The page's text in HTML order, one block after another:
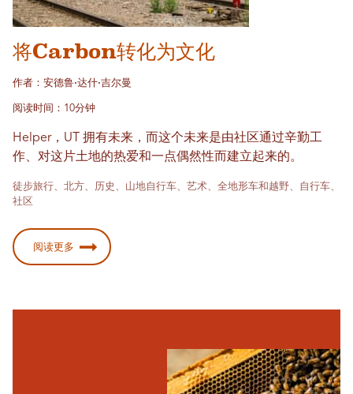
将Carbon转化为文化
作者：安德鲁·达什·吉尔曼
阅读时间：10分钟
Helper，UT 拥有未来，而这个未来是由社区通过辛勤工
作、对这片土地的热爱和一点偶然性而建立起来的。
徒步旅行、北方、历史、山地自行车、艺术、全地形车和越野、自行车、
社区
阅读更多